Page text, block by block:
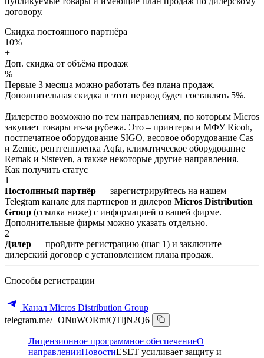
договору.
Скидка постоянного партнёра
10%
+
Доп. скидка от объёма продаж
%
Первые 3 месяца можно работать без плана продаж.
Дополнительная скидка в этот период будет составлять 5%.
Дилерство возможно по тем направлениям, по которым Micros
закупает товары из-за рубежа. Это – принтеры и МФУ Ricoh,
постпечатное оборудование SIGO, весовое оборудование Cas
и Zemic, рентгенпленка Aqfa, климатическое оборудование
Remak и Sisteven, а также некоторые другие направления.
Как получить статус
1
Постоянный партнёр — зарегистрируйтесь на нашем
Telegram канале для партнеров и дилеров Micros Distribution
Group (ссылка ниже) с информацией о вашей фирме.
Дополнительные фирмы можно указать отдельно.
2
Дилер — пройдите регистрацию (шаг 1) и заключите
дилерский договор с установлением плана продаж.
Способы регистрации
Канал Micros Distribution Group
telegram.me/+ONuWORmtQTljN2Q6
Лицензионное программное обеспечениеО
направленииНовостиESET усиливает защиту и